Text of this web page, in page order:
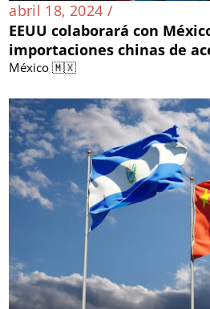
abril 18, 2024 /
EEUU colaborará con
importaciones chinas de
México 🇲🇽